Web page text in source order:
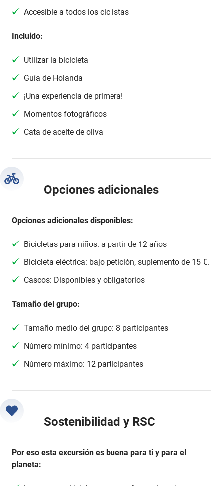
Accesible a todos los ciclistas
Incluido:
Utilizar la bicicleta
Guía de Holanda
¡Una experiencia de primera!
Momentos fotográficos
Cata de aceite de oliva
Opciones adicionales
Opciones adicionales disponibles:
Bicicletas para niños: a partir de 12 años
Bicicleta eléctrica: bajo petición, suplemento de 15 €.
Cascos: Disponibles y obligatorios
Tamaño del grupo:
Tamaño medio del grupo: 8 participantes
Número mínimo: 4 participantes
Número máximo: 12 participantes
Sostenibilidad y RSC
Por eso esta excursión es buena para ti y para el
planeta: